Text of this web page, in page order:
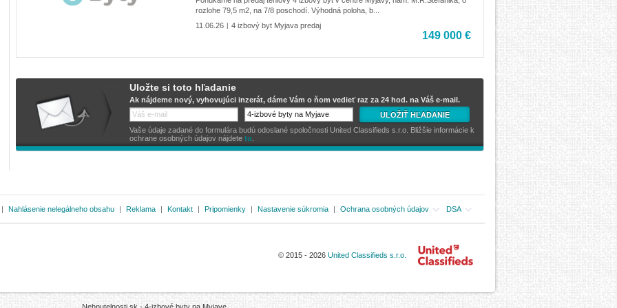
rozlohe 79,5 m2, na 7/8 poschodí. Výhodná poloha, b...
11.06.26 | 4 izbový byt Myjava predaj
149 000 €
Uložte si toto hľadanie
Ak nájdeme nový, vyhovujúci inzerát, dáme Vám o ňom vedieť raz za 24 hod. na Váš e-mail.
ULOŽIŤ HĽADANIE
Vaše údaje zadané do formulára budú odoslané spoločnosti United Classifieds s.r.o. Bližšie informácie k
ochrane osobných údajov nájdete tu
| Nahlásenie nelegálneho obsahu | Reklama | Kontakt | Pripomienky | Nastavenie súkromia | Ochrana osobných údajov DSA
© 2015 - 2026 United Classifieds s.r.o.